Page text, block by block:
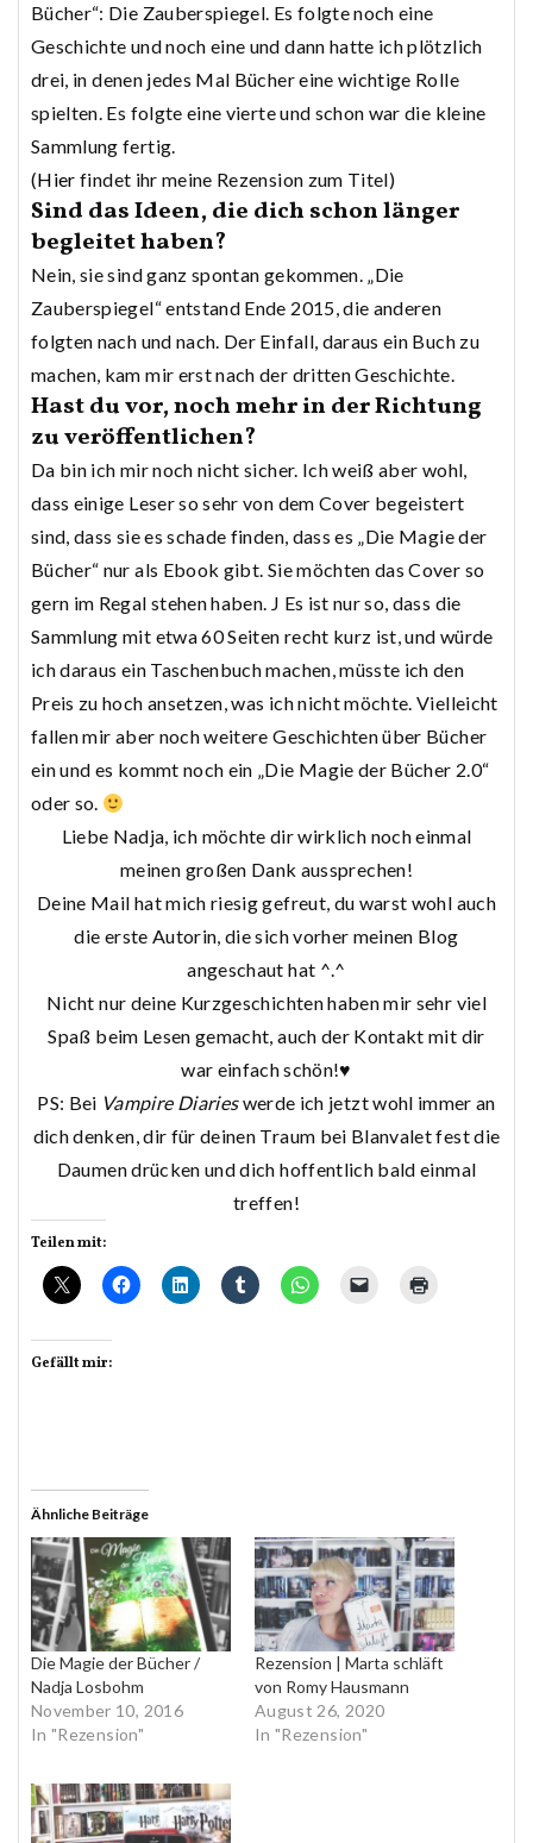
Bücher“: Die Zauberspiegel. Es folgte noch eine
Geschichte und noch eine und dann hatte ich plötzlich
drei, in denen jedes Mal Bücher eine wichtige Rolle
spielten. Es folgte eine vierte und schon war die kleine
Sammlung fertig.
(Hier findet ihr meine Rezension zum Titel)
Sind das Ideen, die dich schon länger
begleitet haben?
Nein, sie sind ganz spontan gekommen. „Die
Zauberspiegel“ entstand Ende 2015, die anderen
folgten nach und nach. Der Einfall, daraus ein Buch zu
machen, kam mir erst nach der dritten Geschichte.
Hast du vor, noch mehr in der Richtung
zu veröffentlichen?
Da bin ich mir noch nicht sicher. Ich weiß aber wohl,
dass einige Leser so sehr von dem Cover begeistert
sind, dass sie es schade finden, dass es „Die Magie der
Bücher“ nur als Ebook gibt. Sie möchten das Cover so
gern im Regal stehen haben. J Es ist nur so, dass die
Sammlung mit etwa 60 Seiten recht kurz ist, und würde
ich daraus ein Taschenbuch machen, müsste ich den
Preis zu hoch ansetzen, was ich nicht möchte. Vielleicht
fallen mir aber noch weitere Geschichten über Bücher
ein und es kommt noch ein „Die Magie der Bücher 2.0“
oder so.
Liebe Nadja, ich möchte dir wirklich noch einmal
meinen großen Dank aussprechen!
Deine Mail hat mich riesig gefreut, du warst wohl auch
die erste Autorin, die sich vorher meinen Blog
angeschaut hat ^.^
Nicht nur deine Kurzgeschichten haben mir sehr viel
Spaß beim Lesen gemacht, auch der Kontakt mit dir
war einfach schön!♥
PS: Bei Vampire Diarieswerde ich jetzt wohl immer an
dich denken, dir für deinen Traum bei Blanvalet fest die
Daumen drücken und dich hoffentlich bald einmal
treffen!
Teilen mit:
Gefällt mir:
Ähnliche Beiträge
Die Magie der Bücher /
Nadja Losbohm
November 10, 2016
In "Rezension"
Rezension | Marta schläft
von Romy Hausmann
August 26, 2020
In "Rezension"